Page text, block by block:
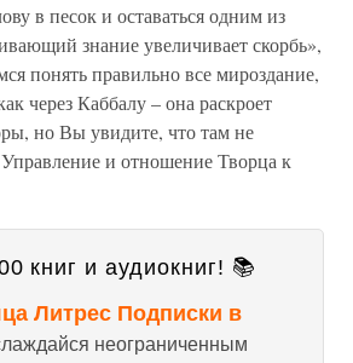
в песок и оставаться одним из
знание увеличивает скорбь»,
понять правильно все мироздание,
через Каббалу – она раскроет
но Вы увидите, что там не
и отношение Творца к
книг и аудиокниг! 📚
Литрес Подписки в
неограниченным